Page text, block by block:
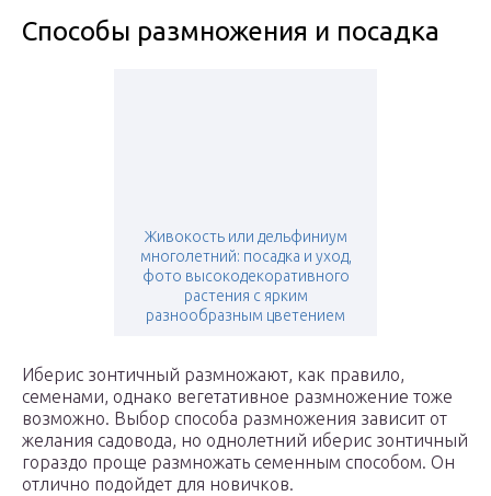
Способы размножения и посадка
Живокость или дельфиниум
многолетний: посадка и уход,
фото высокодекоративного
растения с ярким
разнообразным цветением
Иберис зонтичный размножают, как правило,
семенами, однако вегетативное размножение тоже
возможно. Выбор способа размножения зависит от
желания садовода, но однолетний иберис зонтичный
гораздо проще размножать семенным способом. Он
отлично подойдет для новичков.